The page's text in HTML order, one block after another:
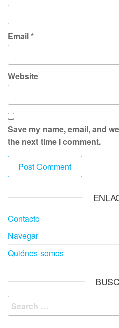
Email*
Website
Save my name, email, and
the next time I comment.
Contacto
Navegar
Quiénes somos
Search
for: